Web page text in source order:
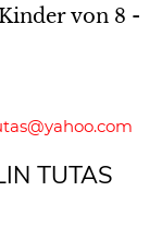
von 8 -
TUTAS